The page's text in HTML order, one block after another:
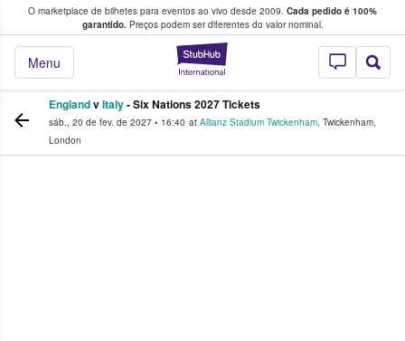
O marketplace de bilhetes para eventos ao vivo desde 2009. Cada pedido é 100%
garantido.Preços podem ser diferentes do valor nominal.
StubHub – onde
Menu
fãs compram e vendem bilhetes
EnglandvItaly- Six Nations 2027 Tickets
sáb., 20 de fev. de 2027 • 16:40 at Allianz Stadium Twickenham, Twickenham,
London